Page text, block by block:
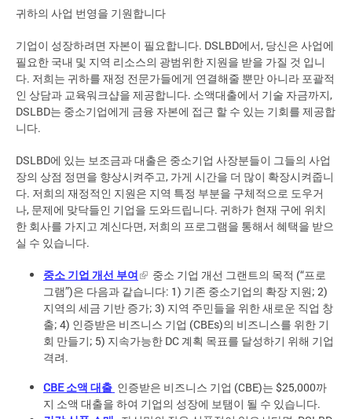
귀하의 사업 번영을 기원합니다
기업이 성장하려면 자본이 필요합니다. DSLBD에서, 당신은 사업에
필요한 국내 및 지역 리소스의 광범위한 지원을 받을 가질 것 입니
다. 저희는 귀하를 재정 전문가들에게 연결해줄 뿐만 아니라 포괄적
인 상담과 교육워크샵을 제공합니다. 소액대출에서 기술 자금까지,
DSLBD는 중소기업에게 금융 자본에 접근 할 수 있는 기회를 제공합
니다.
DSLBD에 있는 보조금과 대출은 중소기업 사장분들이 그들의 사업
장의 상점 정면을 향상시켜주고, 가게 시간을 더 많이 확장시켜줍니
다. 저희의 재정적인 지원은 지역 특정 부분을 구체적으로 도우거
나, 문제에 맞닥들인 기업을 도와드립니다. 귀하가 현재 구에 위치
한 회사를 가지고 계신다면, 저희의 프로그램을 통해서 혜택을 받으
실 수 있습니다.
중소 기업 개선 부여
중소 기업 개선 그랜트의 목적 (“프로
그램”)은 다음과 같습니다: 1) 기존 중소기업의 확장 지원; 2)
지역의 세금 기반 증가; 3) 지역 주민들을 위한 새로운 직업 창
출; 4) 인증받은 비즈니스 기업 (CBEs)의 비즈니스를 위한 기
회 만들기; 5) 지속가능한 DC 계획 목표를 달성하기 위해 기업
격려.
CBE소액 대출 인증받은 비즈니스 기업 (CBE)는 $25,000까
지 소액 대출을 하여 기업의 성장에 보탬이 될 수 있습니다.